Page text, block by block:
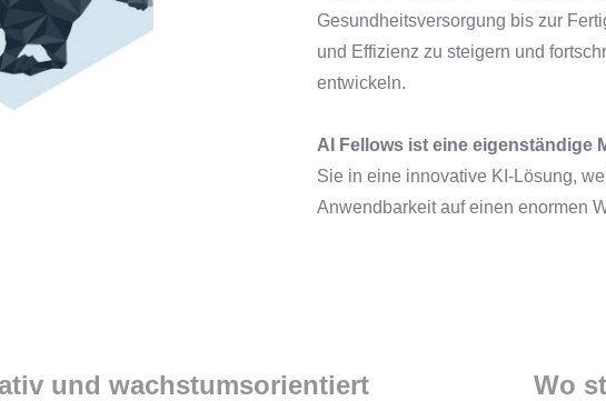
Gesundheitsversorgung bis zur
und Effizienz zu steigern und
entwickeln.
AI Fellows ist eine eigenständige
Sie in eine innovative KI-Lösung,
Anwendbarkeit auf einen enormen
und wachstumsorientiert Wo